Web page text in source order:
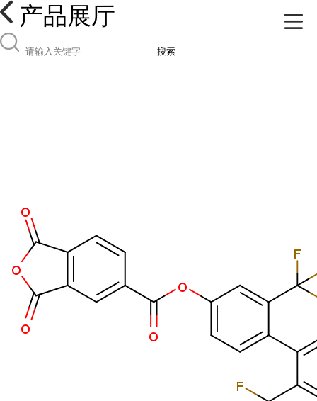
产品展厅
搜索